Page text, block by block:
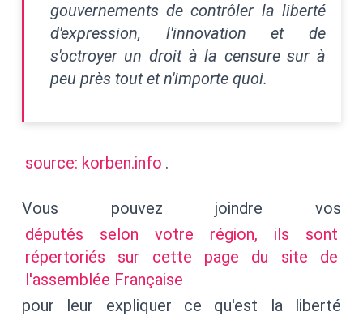
gouvernements de contrôler la liberté
d'expression, l'innovation et de
s'octroyer un droit à la censure sur à
peu près tout et n'importe quoi.
source: korben.info .
Vous pouvez joindre vos
députés selon votre région, ils sont
répertoriés sur cette page du site de
l'assemblée Française
pour leur expliquer ce qu'est la liberté